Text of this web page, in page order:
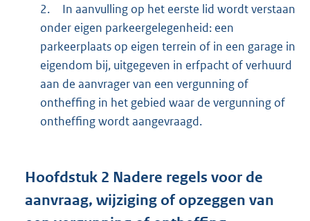
2.
In aanvulling op het eerste lid wordt verstaan
onder eigen parkeergelegenheid: een
parkeerplaats op eigen terrein of in een garage in
eigendom bij, uitgegeven in erfpacht of verhuurd
aan de aanvrager van een vergunning of
ontheffing in het gebied waar de vergunning of
ontheffing wordt aangevraagd.
Hoofdstuk 2 Nadere regels voor de
aanvraag, wijziging of opzeggen van